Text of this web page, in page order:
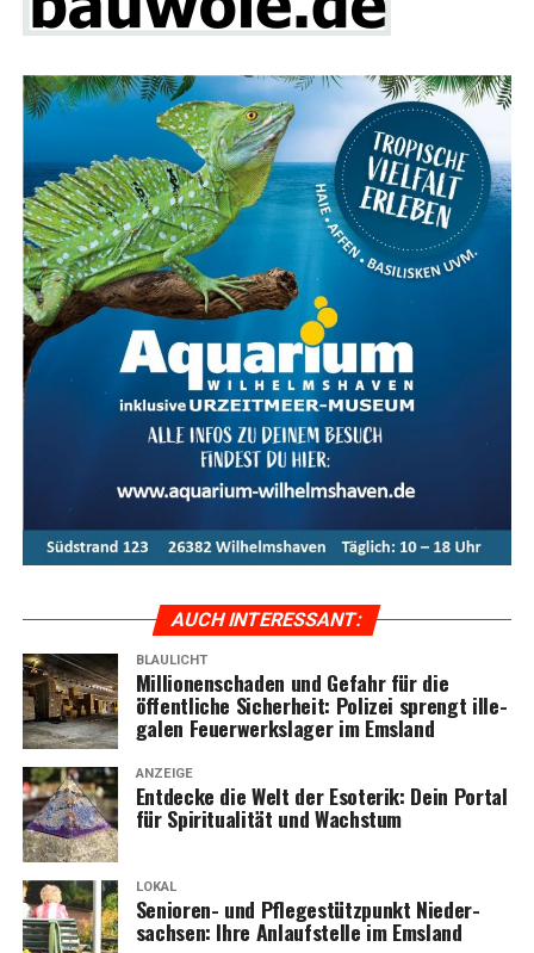
AUCH INTER­ES­SANT:
BLAULICHT
Mil­lio­nen­scha­den und Gefahr für die
öffent­li­che Sicher­heit: Poli­zei sprengt ille­
ga­len Feu­er­werks­la­ger im Emsland
ANZEIGE
Ent­de­cke die Welt der Eso­te­rik: Dein Por­tal
für Spi­ri­tua­li­tät und Wachstum
LOKAL
Senio­ren- und Pfle­ge­stütz­punkt Nie­der­
sach­sen: Ihre Anlauf­stel­le im Emsland